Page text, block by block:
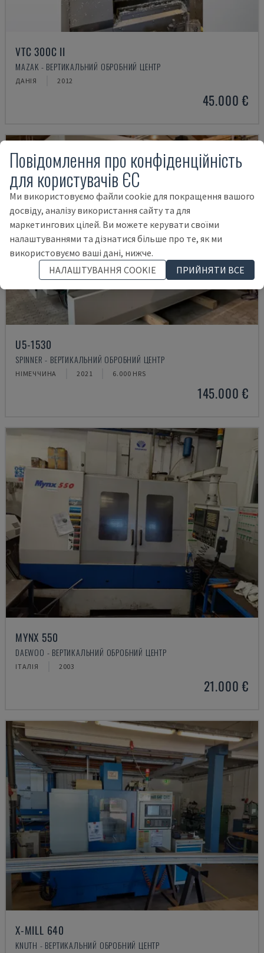
VTC 300C II
MAZAK - ВЕРТИКАЛЬНИЙ ОБРОБНИЙ ЦЕНТР
ДАНІЯ 2012
45.000 €
U5-1530
SPINNER - ВЕРТИКАЛЬНИЙ ОБРОБНИЙ ЦЕНТР
НІМЕЧЧИНА 2021 6.000 HRS
145.000 €
MYNX 550
DAEWOO - ВЕРТИКАЛЬНИЙ ОБРОБНИЙ ЦЕНТР
ІТАЛІЯ 2003
21.000 €
X-MILL 640
KNUTH - ВЕРТИКАЛЬНИЙ ОБРОБНИЙ ЦЕНТР
Повідомлення про конфіденційність
для користувачів ЄС
Ми використовуємо файли cookie для покращення вашого
досвіду, аналізу використання сайту та для
маркетингових цілей. Ви можете керувати своїми
налаштуваннями та дізнатися більше про те, як ми
використовуємо ваші дані, нижче.
НАЛАШТУВАННЯ COOKIE
ПРИЙНЯТИ ВСЕ